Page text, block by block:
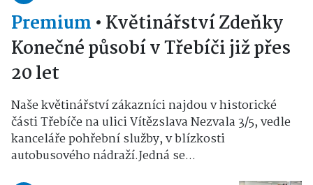
Premium • Květinářství Zdeňky
Konečné působí v Třebíči již přes
20 let
Naše květinářství zákazníci najdou v historické
části Třebíče na ulici Vítězslava Nezvala 3/5, vedle
kanceláře pohřební služby, v blízkosti
autobusového nádraží.Jedná se...